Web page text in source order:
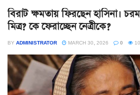
বিরাট ক্ষমতায় ফিরছেন হাসিনা।
মিত্র? কে ফেরাচ্ছেন নেত্রীকে?
BY ADMINISTRATOR MARCH 30, 2026 0